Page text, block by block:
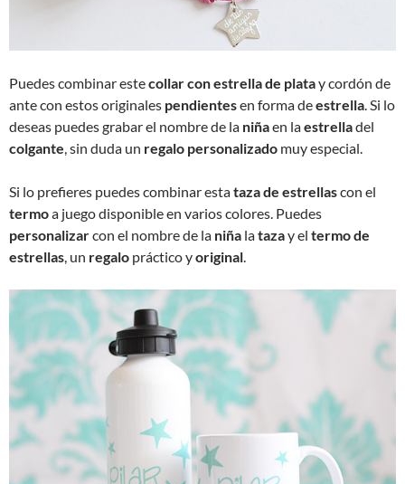
Puedes combinar estecollar con estrella de platay cordón de
ante con estos originales pendientesen forma deestrella . Si lo
deseas puedes grabar el nombre de la niñaen laestrelladel
colgante , sin duda un regalo personalizado muy especial.
Si lo prefieres puedes combinar estataza de estrellascon el
termoa juego disponible en varios colores. Puedes
personalizarcon el nombre de la niña latazay el termo de
estrellas , un regalo práctico yoriginal